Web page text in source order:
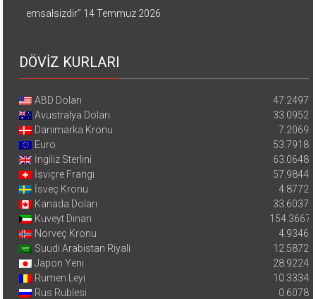
emsalsizdir” 14 Temmuz 2026
DÖVİZ KURLARI
ABD Doları
47.2497
Avustralya Doları
33.0952
Danimarka Kronu
7.2069
Euro
53.7918
İngiliz Sterlini
63.0648
İsviçre Frangı
57.9844
İsveç Kronu
4.8772
Kanada Doları
33.6037
Kuveyt Dinarı
154.3667
Norveç Kronu
4.9346
Suudi Arabistan Riyali
12.5872
Japon Yeni
28.9224
Rumen Leyi
10.3334
Rus Rublesi
0.6078